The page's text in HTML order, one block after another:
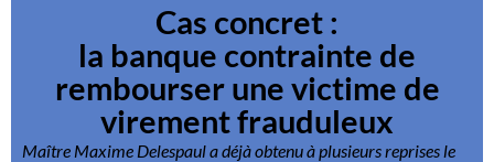
Cas concret :
la banque contrainte de
rembourser une victime de
virement frauduleux
Maître Maxime Delespaul a déjà obtenu à plusieurs reprises le